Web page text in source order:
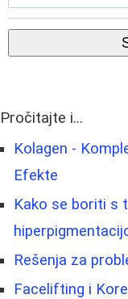
Pročitajte i...
Kolagen -
Efekte
Kako se boriti s
Rešenja za
Facelifting i